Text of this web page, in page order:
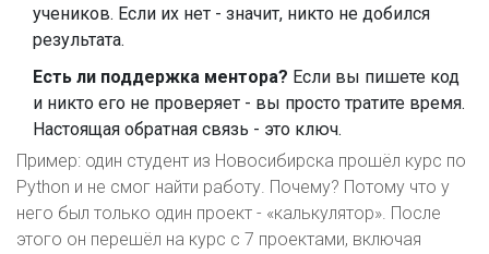
учеников. Если их нет - значит, никто не добился
результата.
Есть ли поддержка ментора? Если вы пишете код
и никто его не проверяет - вы просто тратите время.
Настоящая обратная связь - это ключ.
Пример: один студент из Новосибирска прошёл курс по
Python и не смог найти работу. Почему? Потому что у
него был только один проект - «калькулятор». После
этого он перешёл на курс с 7 проектами, включая